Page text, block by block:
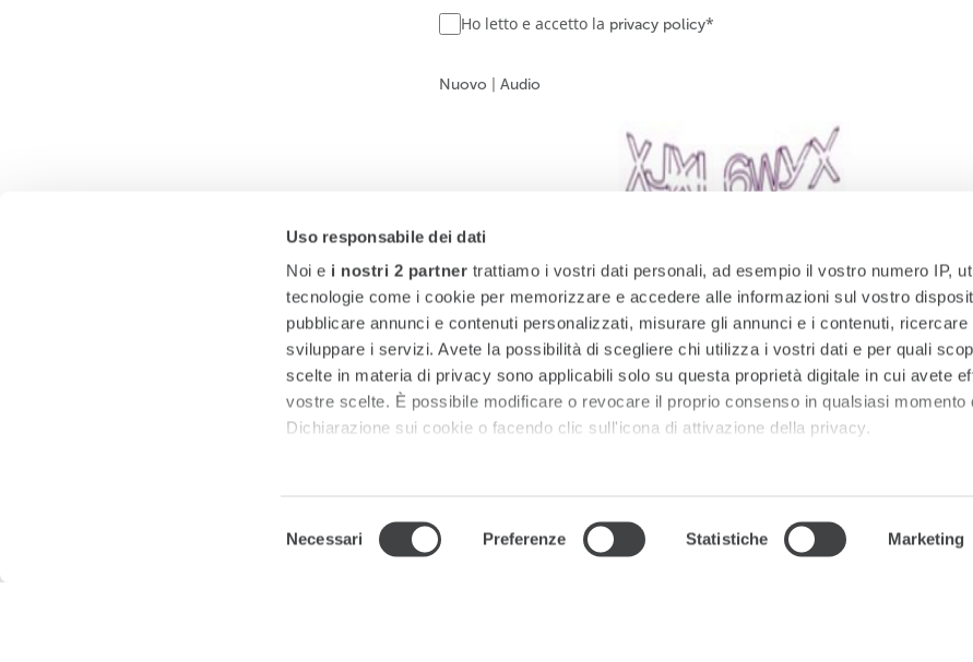
Uso responsabile dei dati
Noi e i nostri 2 partner trattiamo i vostri dati personali, ad esempio il vostro numero IP,
tecnologie come i cookie per memorizzare e accedere alle informazioni sul vostro
pubblicare annunci e contenuti personalizzati, misurare gli annunci e i contenuti, ricercare
sviluppare i servizi. Avete la possibilità di scegliere chi utilizza i vostri dati e per quali
scelte in materia di privacy sono applicabili solo su questa proprietà digitale in cui avete
vostre scelte. È possibile modificare o revocare il proprio consenso in qualsiasi momento
Dichiarazione sui cookie o facendo clic sull'icona di attivazione della privacy.
Utilizziamo i cookie per personalizzare contenuti ed annunci, per fornire funzionalità dei
del
Necessari Preferenze Statistiche Marketing
Ho letto e accetto la privacy policy*
Nuovo Audio
ISCRIVITI